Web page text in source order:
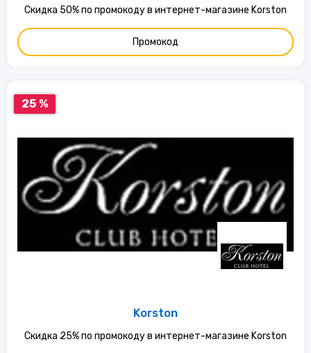
Скидка 50% по промокоду в интернет-магазине Korston
Промокод
25 %
Korston
Скидка 25% по промокоду в интернет-магазине Korston